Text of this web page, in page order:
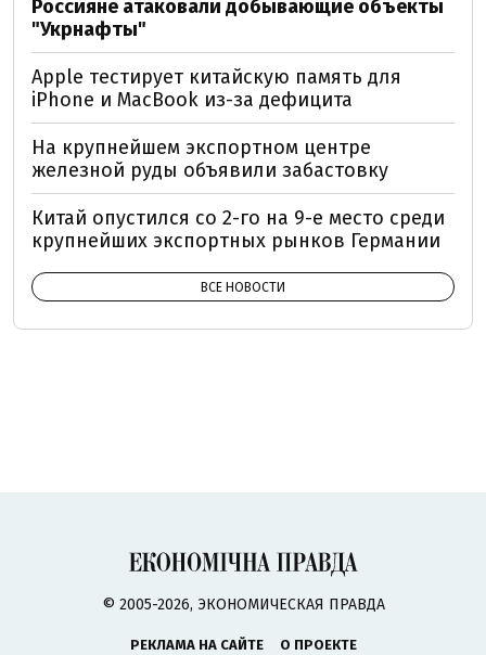
Россияне атаковали добывающие объекты
"Укрнафты"
Apple тестирует китайскую память для
iPhone и MacBook из-за дефицита
На крупнейшем экспортном центре
железной руды объявили забастовку
Китай опустился со 2-го на 9-е место среди
крупнейших экспортных рынков Германии
ВСЕ НОВОСТИ
© 2005-2026, ЭКОНОМИЧЕСКАЯ ПРАВДА
РЕКЛАМА НА САЙТЕ
О ПРОЕКТЕ